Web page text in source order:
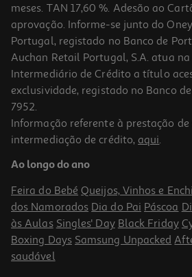
Camara Aventura Akaso Keychain 2
149.99 €/un
149,99 €
meses. TAN 17,60 %. Adesão ao
aprovação. Informe-se junto do
Portugal, registado no Banco de
Auchan Retail Portugal, S.A. atua
Intermediário de Crédito a título
exclusividade, registado no Banco
7952.
Informação referente à prestação de
intermediação de crédito, aqui.
Ao longo do ano
Feira do Bebé Queijos, Vinhos e
dos Namorados Dia do Pai Páscoa
às Aulas Singles' Day Black Friday
Boxing Days Samsung Unpacked
saudável